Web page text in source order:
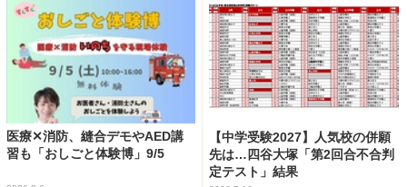
医療✕消防、縫合デモやAED講
習も「おしごと体験博」9/5
【中学受験2027】人気校の併願
先は…四谷大塚「第2回合不合判
定テスト」結果